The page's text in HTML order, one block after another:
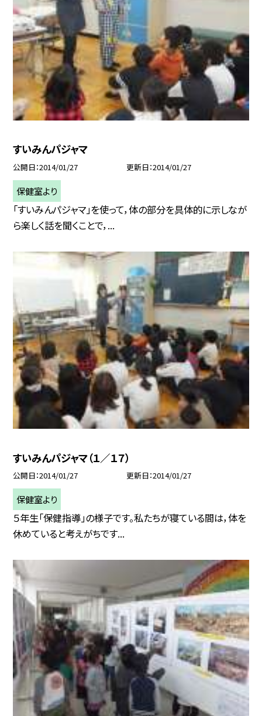
すいみんパジャマ
公開日 2014/01/27 更新日 2014/01/27
保健室より
「すいみんパジャマ」を使って，体の部分を具体的に示しなが
ら楽しく話を聞くことで，...
すいみんパジャマ（１／１７）
公開日 2014/01/27 更新日 2014/01/27
保健室より
５年生「保健指導」の様子です。私たちが寝ている間は，体を
休めていると考えがちです...